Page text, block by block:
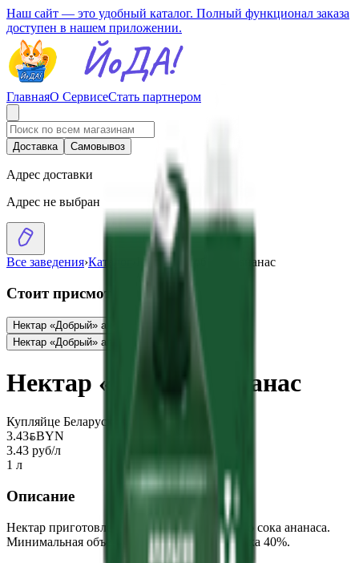
Наш сайт — это удобный каталог. Полный функционал заказа
доступен в нашем приложении.
ГлавнаяО СервисеСтать партнером
Доставка Самовывоз
Адрес доставки
Адрес не выбран
Все заведения›Каталог Нектар «Добрый» ананас
Стоит присмотреться
Нектар «Добрый» ананас
Нектар «Добрый» апельсин
Нектар «Добрый» ананас
Купляйце Беларускае
3.43BYNBYN
3.43 руб/л
1 л
Описание
Нектар приготовлен из концентрированного сока ананаса.
Минимальная объемная доля фруктового сока 40%.